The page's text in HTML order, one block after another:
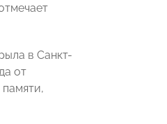
в Санкт-
от